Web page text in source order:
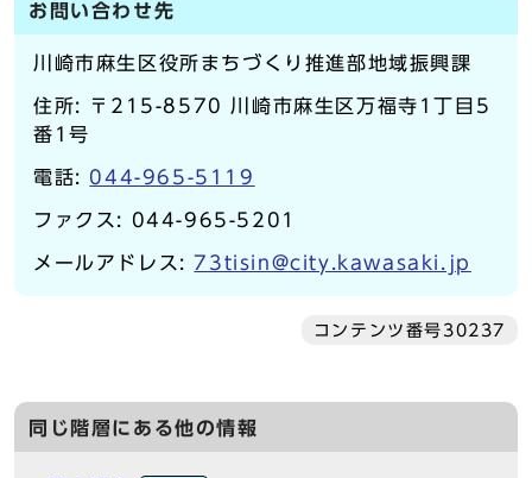
お問い合わせ先
川崎市麻生区役所まちづくり推進部地域振興課
住所: 〒215-8570 川崎市麻生区万福寺1丁目5
番1号
電話: 044-965-5119
ファクス: 044-965-5201
メールアドレス:73tisin@city.kawasaki.jp
コンテンツ番号30237
同じ階層にある他の情報